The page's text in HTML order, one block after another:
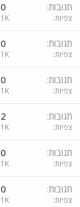
תגובות 0
צפיות 1K
תגובות 0
צפיות 1K
תגובות 0
צפיות 1K
תגובות 2
צפיות 1K
תגובות 0
צפיות 1K
תגובות 0
צפיות 1K